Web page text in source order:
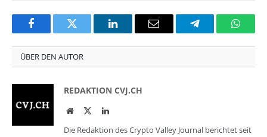
FacebookTwitter LinkedInEmail Telegram
ÜBER DEN AUTOR
REDAKTION CVJ.CH
WebsiteTwitterLinkedIn
Die Redaktion des Crypto Valley Journal berichtet seit